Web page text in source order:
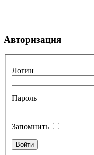
Авторизация
Логин
Пароль
Запомнить